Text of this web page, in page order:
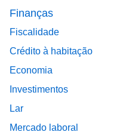
Finanças
Fiscalidade
Crédito à habitação
Economia
Investimentos
Lar
Mercado laboral